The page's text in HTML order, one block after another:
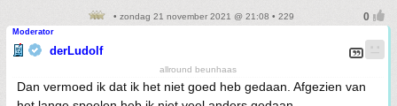
• zondag 21 november 2021 @ 21:08 • 229
Moderator
derLudolf
allround beunhaas
Dan vermoed ik dat ik het niet goed heb gedaan. Afgezien van